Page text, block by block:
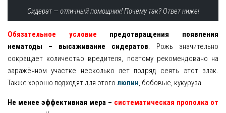
Сидерат — отличный помощник! Почему так? Ответ ниже!
Обязательное условие предотвращения появления
нематоды – высаживание сидератов . Рожь значительно
сокращает количество вредителя, поэтому рекомендовано на
заражённом участке несколько лет подряд сеять этот злак.
Также хорошо подходят для этого люпин , бобовые, кукуруза.
Не менее эффективная мера – систематическая прополка от